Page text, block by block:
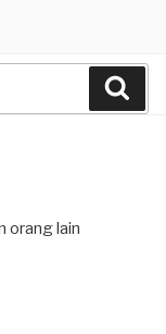
orang lain